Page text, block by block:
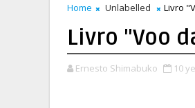
Home Unlabelled Livro
Livro "Voo
Ernesto Shimabuko 10